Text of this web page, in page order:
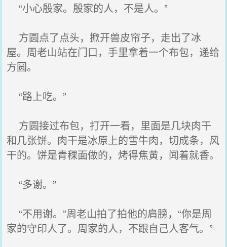
“小心殷家。殷家的人，不是人。”
方圆点了点头，掀开兽皮帘子，走出了冰
屋。周老山站在门口，手里拿着一个布包，递给
方圆。
“路上吃。”
方圆接过布包，打开一看，里面是几块肉干
和几张饼。肉干是冰原上的雪牛肉，切成条，风
干的。饼是青稞面做的，烤得焦黄，闻着就香。
“多谢。”
“不用谢。”周老山拍了拍他的肩膀，“你是周
家的守印人了。周家的人，不跟自己人客气。”